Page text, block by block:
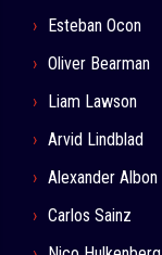
Esteban Ocon
Oliver Bearman
Liam Lawson
Arvid Lindblad
Alexander Albon
Carlos Sainz